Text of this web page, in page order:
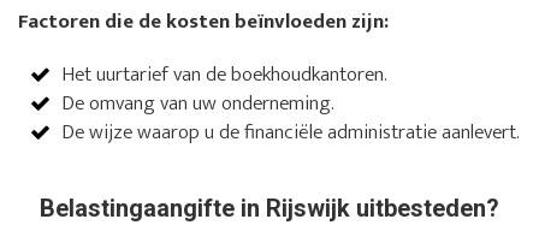
Factoren die de kosten beïnvloeden zijn:
Het uurtarief van de boekhoudkantoren.
De omvang van uw onderneming.
De wijze waarop u de financiële administratie aanlevert.
Belastingaangifte in Rijswijk uitbesteden?